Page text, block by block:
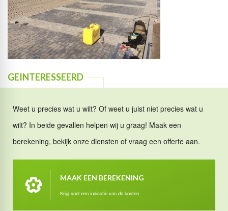
GEINTERESSEERD
Weet u precies wat u wilt? Of weet u juist niet precies wat u
wilt? In beide gevallen helpen wij u graag! Maak een
berekening, bekijk onze diensten of vraag een offerte aan.
MAAK EEN BEREKENING
Krijg snel een indicatie van de kosten